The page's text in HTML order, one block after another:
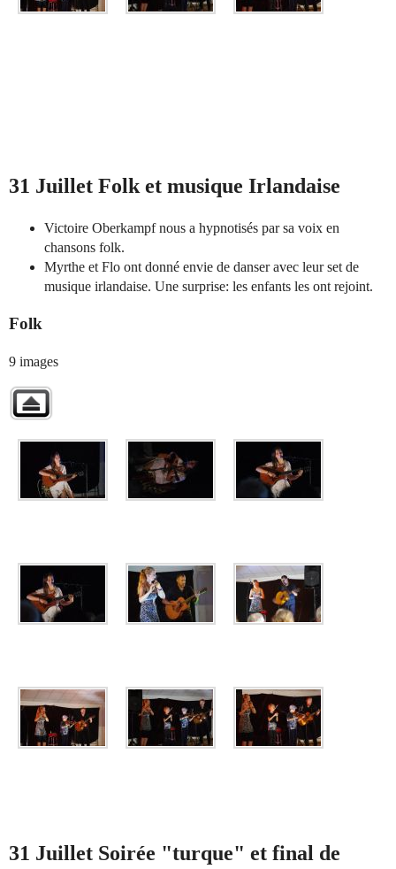
31 Juillet Folk et musique Irlandaise
Victoire Oberkampf nous a hypnotisés par sa voix en
chansons folk.
Myrthe et Flo ont donné envie de danser avec leur set de
musique irlandaise. Une surprise: les enfants les ont rejoint.
Folk
9 images
31 Juillet Soirée "turque" et final de